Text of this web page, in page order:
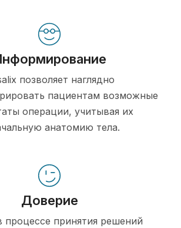
позволяет наглядно
пациентам возможные
операции, учитывая их
анатомию тела.
Доверие
процессе принятия решений